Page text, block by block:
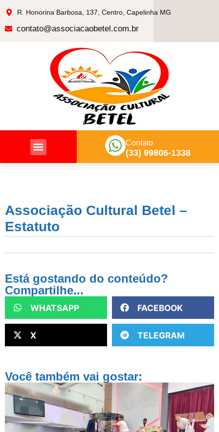
R. Honorina Barbosa, 137, Centro, Capelinha MG
contato@associacaobetel.com.br
Contato
(33) 99806-1338
Associação Cultural Betel –
Estatuto
Está gostando do conteúdo?
Compartilhe...
WHATSAPP FACEBOOK
X TELEGRAM
Você também vai gostar: